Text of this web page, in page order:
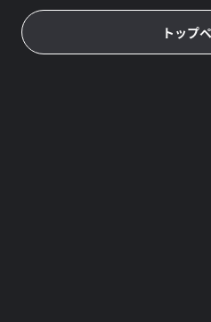
トップ